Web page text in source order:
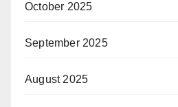
October 2025
September 2025
August 2025